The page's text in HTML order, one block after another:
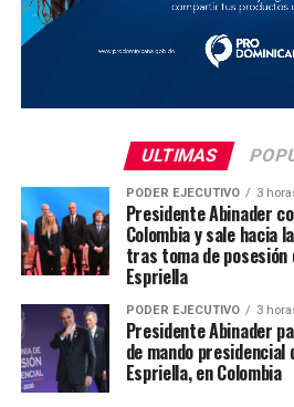
ULTIMAS
PODER EJECUTIVO 3
Presidente Abinader
Colombia y sale hacia
tras toma de posesión
Espriella
PODER EJECUTIVO 3
Presidente Abinader
de mando presidencial
Espriella, en Colombia